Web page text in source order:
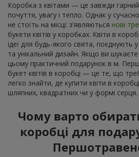
Коробка з квітами — це завжди гарний
почуття, увагу і тепло. Однак у
не стоїть на місці: з’являються нові
букети квітів у коробках. Квіти в
ідеї для будь-якого свята, поєднують у
та унікальний дизайн. Якщо ви шукаєте
цьому практичний подарунок в м.
букет квітів в коробці — це те, що
легко знайти, де купити квіти в
шляпних, квадратних чи у формі серця.
Чому варто
коробці для